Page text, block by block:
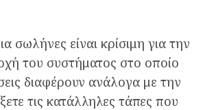
είναι κρίσιμη για την
του συστήματος στο οποίο
διαφέρουν ανάλογα με την
τις κατάλληλες τάπες που